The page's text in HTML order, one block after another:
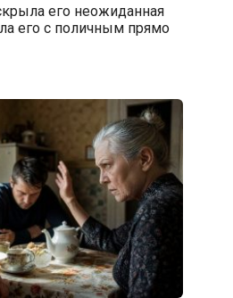
его неожиданная
его с поличным прямо